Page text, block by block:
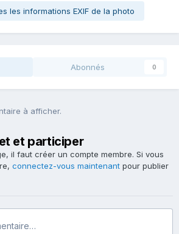
les informations EXIF de la photo
Abonnés 0
à afficher.
et participer
il faut créer un compte membre. Si vous
connectez-vous maintenant pour publier